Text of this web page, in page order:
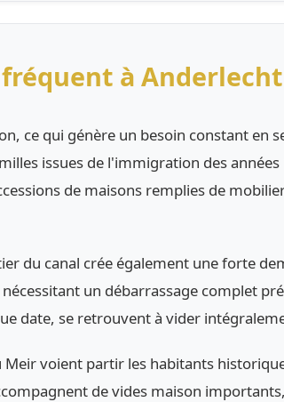
à Anderlecht
ce qui génère un besoin constant en
issues de l'immigration des
de maisons remplies de
du canal crée également une forte
un débarrassage complet
date, se retrouvent à vider
voient partir les habitants
de vides maison